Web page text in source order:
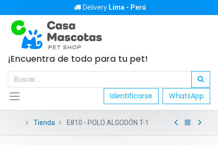
Delivery Lima - Perú
¡Encuentra de todo para tu pet!
Identificarse WhatsApp
Tienda E810 - POLO ALGODÓN T-1